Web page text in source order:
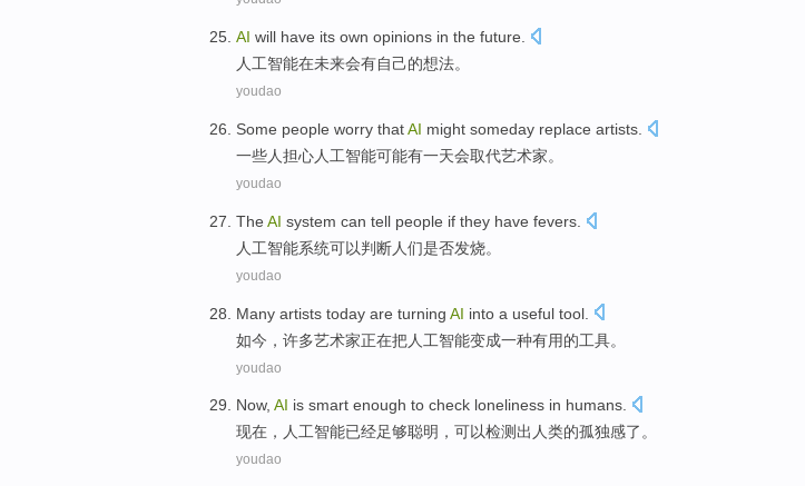
AI will have its own opinions in the future.
人 工智能在未来会有自己的想法。
youdao
Some people worry thatAI might someday replace artists.
一些人担心人工智能可能有一天会取代艺术家。
youdao
The AI system can tell people if they have fevers.
人 工智能系统可以判断人们是否发烧。
youdao
Many artists today are turning AI into a useful tool.
如今，许多艺术家正在把人工智能变成一种有用的工具。
youdao
Now, AI is smart enough to check loneliness in humans.
现在，人工智能已经足够聪明，可以检测出人类的孤独感了。
youdao